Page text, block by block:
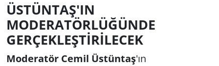
ÜSTÜNTAŞ'IN
MODERATÖRLÜĞÜNDE
GERÇEKLEŞTİRİLECEK
Moderatör Cemil Üstüntaş'ın